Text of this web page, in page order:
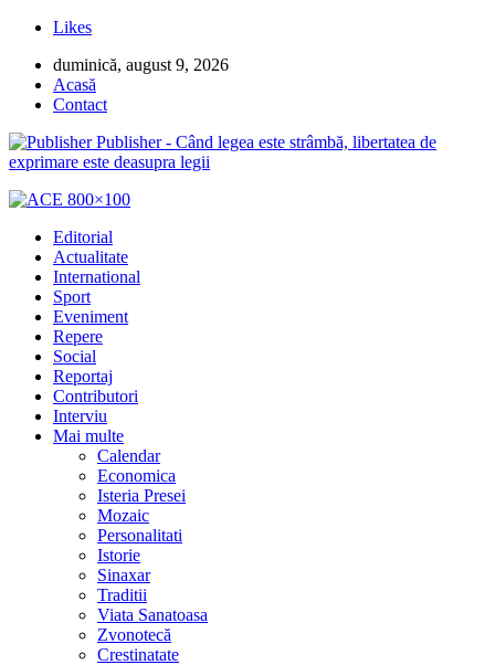
Likes
duminică, august 9, 2026
Acasă
Contact
Publisher - Când legea este strâmbă, libertatea de
exprimare este deasupra legii
Editorial
Actualitate
International
Sport
Eveniment
Repere
Social
Reportaj
Contributori
Interviu
Mai multe
Calendar
Economica
Isteria Presei
Mozaic
Personalitati
Istorie
Sinaxar
Traditii
Viata Sanatoasa
Zvonotecă
Crestinatate